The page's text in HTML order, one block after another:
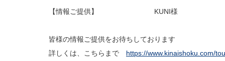
【情報ご提供】 KUNI様
皆様の情報ご提供をお待ちしております
詳しくは、こちらまで https://www.kinaishoku.com/